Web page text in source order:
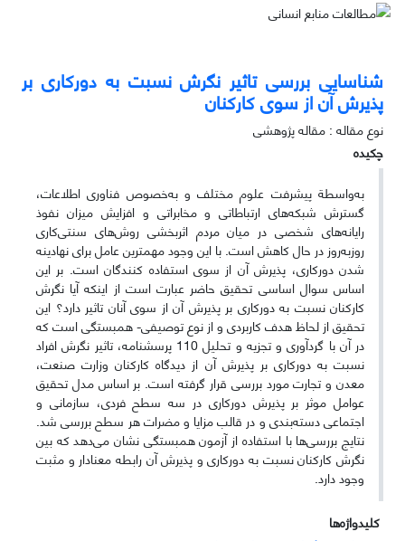
شناسایی بررسی تاثیر نگرش نسبت به دورکاری بر
پذیرش آن از سوی کارکنان
نوع مقاله : مقاله پژوهشی
چکیده
به‌واسطة پیشرفت علوم‌ مختلف و به‌خصوص فناوری ‌اطلاعات،
گسترش شبکه‌های ارتباطاتی و مخابراتی و افزایش میزان نفوذ
رایانه‌های شخصی در میان مردم اثربخشی روش‌های ‌سنتی‌کاری
روزبه‌روز در حال کاهش است. با این وجود مهمترین عامل برای نهادینه
شدن دورکاری، پذیرش آن از سوی استفاده کنندگان است. بر این
اساس سوال اساسی تحقیق حاضر عبارت است از اینکه آیا نگرش
کارکنان نسبت به دورکاری بر پذیرش آن از سوی آنان تاثیر دارد؟ این
تحقیق از لحاظ هدف کاربردی و از نوع توصیفی- همبستگی است که
در آن با گردآوری و تجزیه و تحلیل 110 پرسشنامه، تاثیر نگرش افراد
نسبت به دورکاری بر پذیرش آن از دیدگاه کارکنان وزارت صنعت،
معدن و تجارت مورد بررسی قرار گرفته است. بر اساس مدل تحقیق
عوامل موثر بر پذیرش دورکاری در سه سطح فردی، سازمانی و
اجتماعی دسته‌بندی و در قالب مزایا و مضرات هر سطح بررسی شد.
نتایج بررسی‌ها با استفاده از آزمون همبستگی نشان می‌دهد که بین
نگرش کارکنان نسبت به دورکاری و پذیرش آن رابطه معنادار و مثبت
وجود دارد.
کلیدواژه‌ها